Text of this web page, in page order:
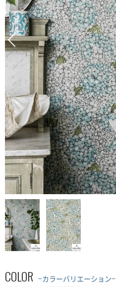
COLOR −カラーバリエーション−